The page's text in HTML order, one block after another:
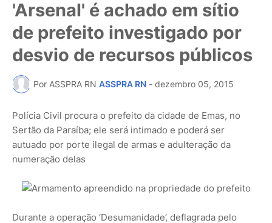
'Arsenal' é achado em sítio
de prefeito investigado por
desvio de recursos públicos
Por ASSPRA RN ASSPRA RN - dezembro 05, 2015
Polícia Civil procura o prefeito da cidade de Emas, no
Sertão da Paraíba; ele será intimado e poderá ser
autuado por porte ilegal de armas e adulteração da
numeração delas
Durante a operação ‘Desumanidade’, deflagrada pelo